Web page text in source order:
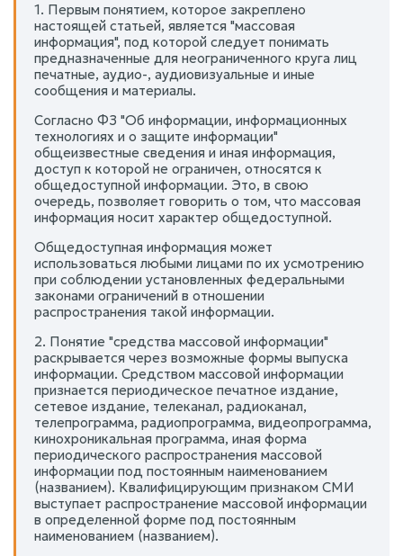
1. Первым понятием, которое закреплено
настоящей статьей, является "массовая
информация", под которой следует понимать
предназначенные для неограниченного круга лиц
печатные, аудио-, аудиовизуальные и иные
сообщения и материалы.
Согласно ФЗ "Об информации, информационных
технологиях и о защите информации"
общеизвестные сведения и иная информация,
доступ к которой не ограничен, относятся к
общедоступной информации. Это, в свою
очередь, позволяет говорить о том, что массовая
информация носит характер общедоступной.
Общедоступная информация может
использоваться любыми лицами по их усмотрению
при соблюдении установленных федеральными
законами ограничений в отношении
распространения такой информации.
2. Понятие "средства массовой информации"
раскрывается через возможные формы выпуска
информации. Средством массовой информации
признается периодическое печатное издание,
сетевое издание, телеканал, радиоканал,
телепрограмма, радиопрограмма, видеопрограмма,
кинохроникальная программа, иная форма
периодического распространения массовой
информации под постоянным наименованием
(названием). Квалифицирующим признаком СМИ
выступает распространение массовой информации
в определенной форме под постоянным
наименованием (названием).